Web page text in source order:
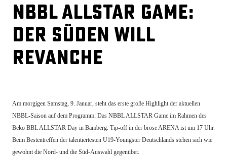
NBBL ALLSTAR Game:
Der Süden will
Revanche
Am morgigen Samstag, 9. Januar, steht das erste große Highlight der aktuellen
NBBL-Saison auf dem Programm: Das NBBL ALLSTAR Game im Rahmen des
Beko BBL ALLSTAR Day in Bamberg. Tip-off in der brose ARENA ist um 17 Uhr.
Beim Bestentreffen der talentiertesten U19-Youngster Deutschlands stehen sich wie
gewohnt die Nord- und die Süd-Auswahl gegenüber.